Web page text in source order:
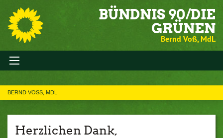
BÜNDNIS 90/DIE
GRÜNEN
Bernd Voß, MdL
BERND VOSS, MDL
Herzlichen Dank,